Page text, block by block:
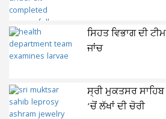
ਸਿਹਤ ਵਿਭਾਗ ਦੀ
ਜਾਂਚ
ਸ੍ਰੀ ਮੁਕਤਸਰ
’ਚੋਂ ਲੱਖਾਂ ਦੀ ਚੋਰੀ